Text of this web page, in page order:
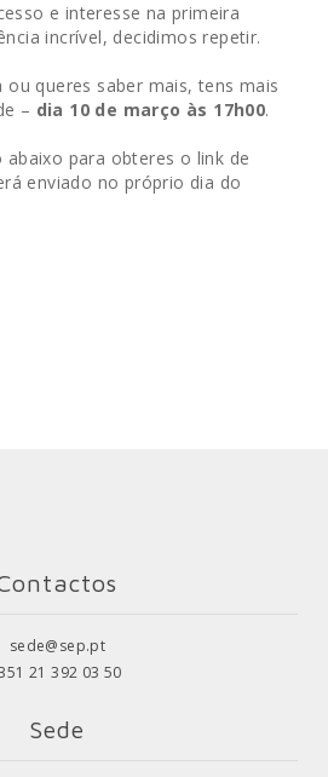
e interesse na primeira
incrível, decidimos repetir.
ou queres saber mais, tens mais
– dia 10 de março às 17h00.
para obteres o link de
enviado no próprio dia do
sede@sep.pt
21 392 03 50
Sede